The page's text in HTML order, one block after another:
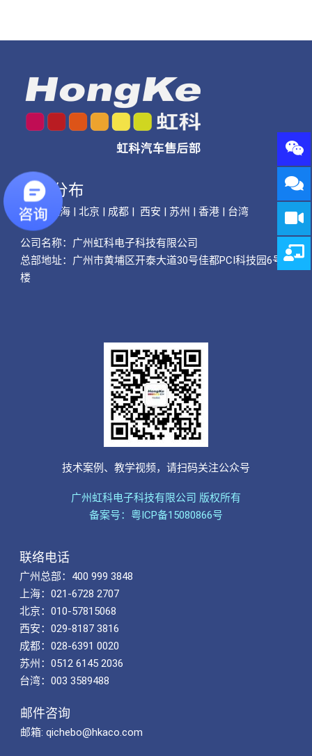
公司分布
广州 | 上海 | 北京 | 成都 | 西安 | 苏州 | 香港 | 台湾
公司名称： 广州虹科电子科技有限公司
总部地址：广州市黄埔区开泰大道30号佳都PCI科技园6号
楼
技术案例、教学视频，请扫码关注公众号
广州虹科电子科技有限公司 版权所有
备案号：粤ICP备15080866号
联络电话
广州总部：400 999 3848
上海：021-6728 2707
北京：010-57815068
西安：029-8187 3816
成都：028-6391 0020
苏州：0512 6145 2036
台湾：003 3589488
邮件咨询
邮箱: qichebo@hkaco.com